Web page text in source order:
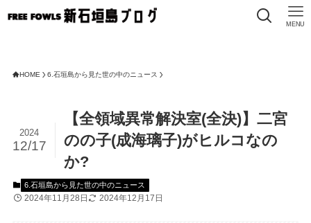
MENU
HOME 6.石垣島から見た世の中のニュース
【全領域異常解決室(全決)】二宮
のの子(成海璃子)がヒルコなの
か?
2024
12/17
6.石垣島から見た世の中のニュース
2024年11月28日 2024年12月17日